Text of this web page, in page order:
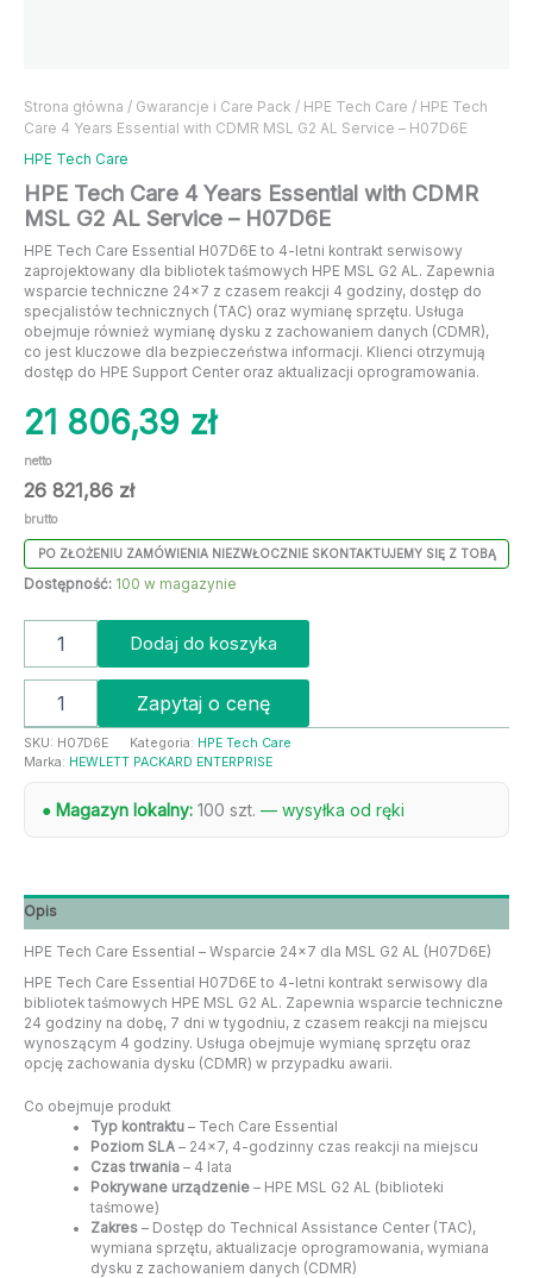
Strona główna / Gwarancje i Care Pack / HPE Tech Care / HPE Tech
Care 4 Years Essential with CDMR MSL G2 AL Service – H07D6E
HPE Tech Care
HPE Tech Care 4 Years Essential with CDMR
MSL G2 AL Service – H07D6E
HPE Tech Care Essential H07D6E to 4-letni kontrakt serwisowy
zaprojektowany dla bibliotek taśmowych HPE MSL G2 AL. Zapewnia
wsparcie techniczne 24×7 z czasem reakcji 4 godziny, dostęp do
specjalistów technicznych (TAC) oraz wymianę sprzętu. Usługa
obejmuje również wymianę dysku z zachowaniem danych (CDMR),
co jest kluczowe dla bezpieczeństwa informacji. Klienci otrzymują
dostęp do HPE Support Center oraz aktualizacji oprogramowania.
21 806,39 zł
netto
26 821,86 zł
brutto
PO ZŁOŻENIU ZAMÓWIENIA NIEZWŁOCZNIE SKONTAKTUJEMY SIĘ Z TOBĄ
Dostępność: 100 w magazynie
Dodaj do koszyka
Zapytaj o cenę
SKU: H07D6E Kategoria: HPE Tech Care
Marka: HEWLETT PACKARD ENTERPRISE
● Magazyn lokalny: 100 szt. — wysyłka od ręki
Opis
HPE Tech Care Essential – Wsparcie 24×7 dla MSL G2 AL (H07D6E)
HPE Tech Care Essential H07D6E to 4-letni kontrakt serwisowy dla
bibliotek taśmowych HPE MSL G2 AL. Zapewnia wsparcie techniczne
24 godziny na dobę, 7 dni w tygodniu, z czasem reakcji na miejscu
wynoszącym 4 godziny. Usługa obejmuje wymianę sprzętu oraz
opcję zachowania dysku (CDMR) w przypadku awarii.
Co obejmuje produkt
Typ kontraktu– Tech Care Essential
Poziom SLA– 24×7, 4-godzinny czas reakcji na miejscu
Czas trwania– 4 lata
Pokrywane urządzenie– HPE MSL G2 AL (biblioteki
taśmowe)
Zakres– Dostęp do Technical Assistance Center (TAC),
wymiana sprzętu, aktualizacje oprogramowania, wymiana
dysku z zachowaniem danych (CDMR)